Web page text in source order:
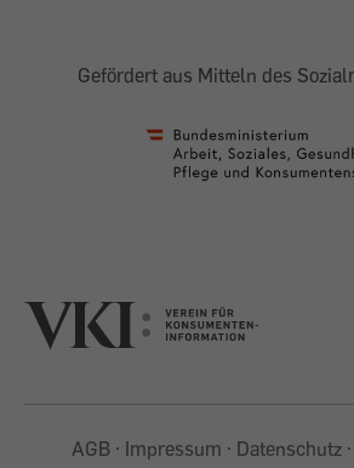
Gefördert aus Mitteln des
AGB Impressum Datenschutz